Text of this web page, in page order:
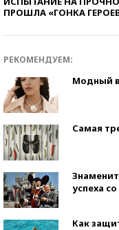
ПРОШЛА «ГОНКА
РЕКОМЕНДУЕМ:
Модный
Самая
успеха
Как